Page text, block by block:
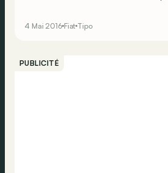
admet avoir trop longtemps déserté.
4 Mai 2016 Fiat Tipo
PUBLICITÉ